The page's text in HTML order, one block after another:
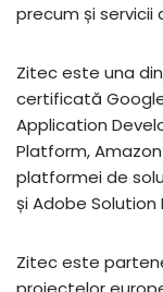
precum și servicii
Zitec este una
certificată
Application
Platform,
platformei de
și Adobe Solution
Zitec este